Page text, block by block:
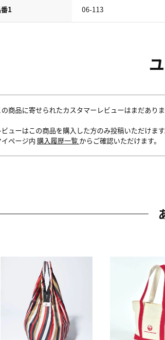
1 06-113
の商品に寄せられたカスタマーレビューはまだありま
ビューはこの商品を購入した方のみ投稿いただけま
イページ内 購入履歴一覧 からご確認いただけます。